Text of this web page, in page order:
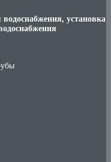
водоснабжения, установка